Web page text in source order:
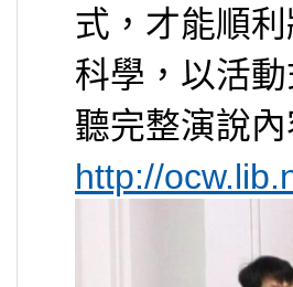
式，才能順
科學，以活
聽完整演說
http://